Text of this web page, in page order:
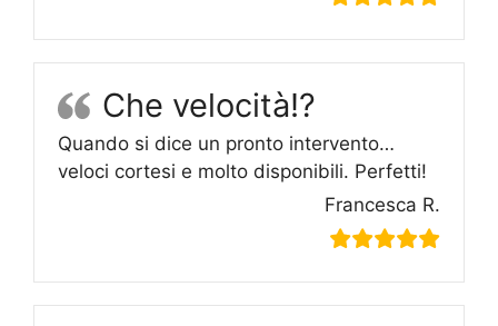
Che velocità!?
Quando si dice un pronto intervento…
veloci cortesi e molto disponibili. Perfetti!
Francesca R.